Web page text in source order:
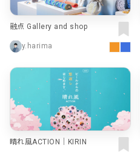
融点 Gallery and shop
y.harima
晴れ風ACTION｜KIRIN